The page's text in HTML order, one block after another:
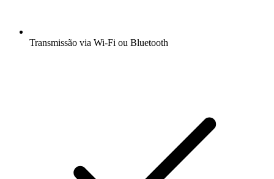
Transmissão via Wi-Fi ou Bluetooth